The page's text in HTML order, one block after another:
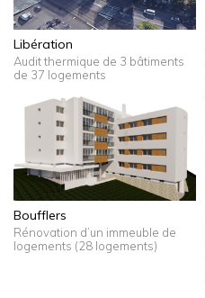
Libération
Audit thermique de 3 bâtiments
de 37 logements
Boufflers
Rénovation d’un immeuble de
logements (28 logements)